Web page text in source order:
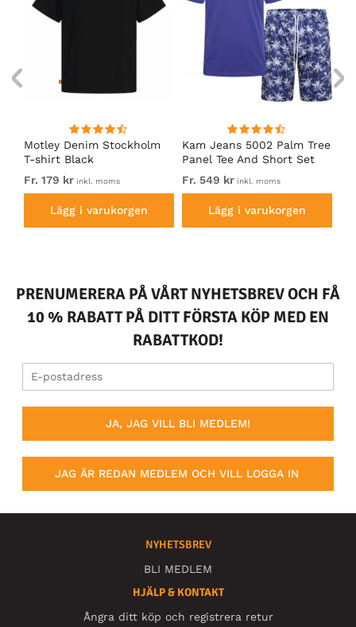
Motley Denim Stockholm
T-shirt Black
Fr. 179 kr inkl. moms
Lägg i varukorgen
Kam Jeans 5002 Palm Tree
Panel Tee And Short Set
Electric Blue
Fr. 549 kr inkl. moms
Lägg i varukorgen
PRENUMERERA PÅ VÅRT NYHETSBREV OCH FÅ
10 % RABATT PÅ DITT FÖRSTA KÖP MED EN
RABATTKOD!
JA, JAG VILL BLI MEDLEM!
JAG ÄR REDAN MEDLEM OCH VILL LOGGA IN
NYHETSBREV
BLI MEDLEM
HJÄLP & KONTAKT
Ångra ditt köp och registrera retur